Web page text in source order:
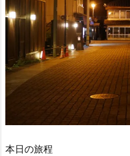
本日の旅程